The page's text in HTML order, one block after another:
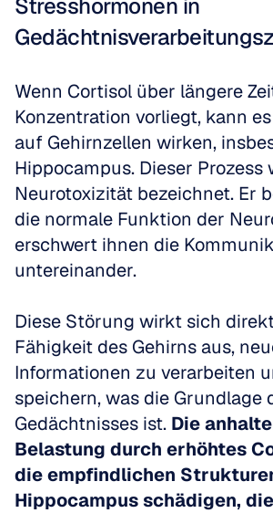
Stresshormonen in
Wenn Cortisol über längere
Konzentration vorliegt, kann
auf Gehirnzellen wirken,
Hippocampus. Dieser Prozess
Neurotoxizität bezeichnet. Er
die normale Funktion der
erschwert ihnen die
untereinander.
Diese Störung wirkt sich
Fähigkeit des Gehirns aus,
Informationen zu verarbeiten
speichern, was die Grundlage
Gedächtnisses ist. Die
Belastung durch erhöhtes
die empfindlichen
Hippocampus schädigen,